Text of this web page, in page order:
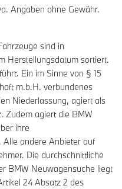
Angaben ohne Gewähr.
sind in
Herstellungsdatum sortiert.
Ein im Sinne von § 15
m.b.H. verbundenes
Niederlassung, agiert als
Zudem agiert die BMW
ihre
Alle andere Anbieter auf
Die durchschnittliche
BMW Neuwagensuche liegt
24 Absatz 2 des